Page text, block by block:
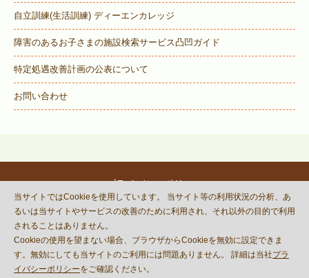
自立訓練(生活訓練) ディーエンカレッジ
障害のあるお子さまの施設検索サービス凸凹ガイド
特定処遇改善計画の公表について
お問い合わせ
プライバシーポリシー
© DECOBOCO BASE Co.,Ltd.
and Terms of Serviceapply.
当サイトではCookieを使用しています。 当サイト等の利用状況の分析、あ
るいは当サイトやサービスの改善のために利用され、それ以外の目的で利用
されることはありません。
Cookieの使用を望まない場合、ブラウザからCookieを無効に設定できま
す。無効にしても当サイトのご利用には問題ありません。 詳細は当社プラ
イバシーポリシーをご確認ください。